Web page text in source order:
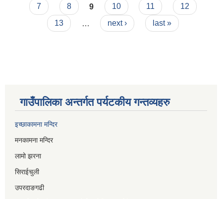
7
8 9 10 11
12
13
next › last »
गाउँपालिका अन्तर्गत पर्यटकीय गन्तव्यहरु
इच्छाकामना मन्दिर
मनकामना मन्दिर
लामो झरना
सिराईचुली
उपरदाङगढी